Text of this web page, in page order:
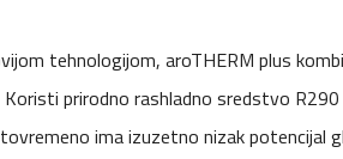
tehnologijom, aroTHERM plus
Koristi prirodno rashladno sredstvo
ima izuzetno nizak potencijal